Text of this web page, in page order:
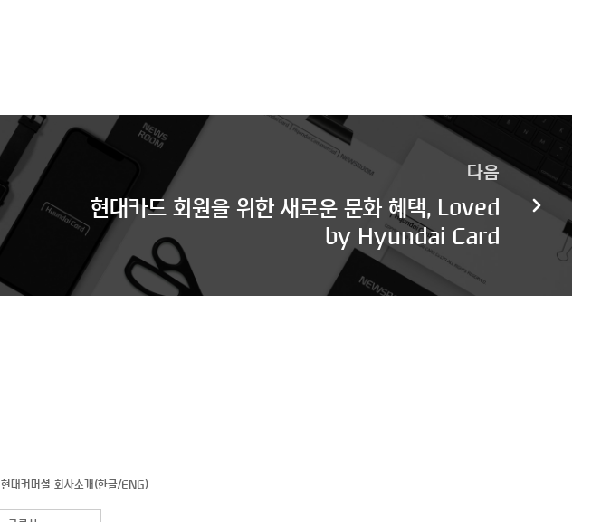
다음
현대카드 회원을 위한 새로운 문화 혜택, Loved
by Hyundai Card
현대커머셜 회사소개(한글/ENG)